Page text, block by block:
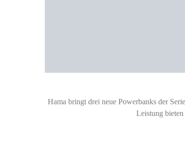
Hama bringt drei neue Powerbanks der
Leistung